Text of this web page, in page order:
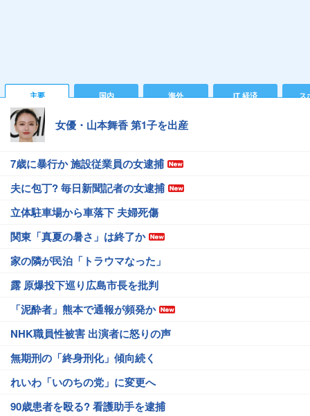
主要 国内 海外 IT 経済 ス
女優・山本舞香 第1子を出産
7歳に暴行か 施設従業員の女逮捕
夫に包丁? 毎日新聞記者の女逮捕
立体駐車場から車落下 夫婦死傷
関東「真夏の暑さ」は終了か
家の隣が民泊「トラウマなった」
露 原爆投下巡り広島市長を批判
「泥酔者」熊本で通報が頻発か
NHK職員性被害 出演者に怒りの声
無期刑の「終身刑化」傾向続く
れいわ「いのちの党」に変更へ
90歳患者を殴る? 看護助手を逮捕